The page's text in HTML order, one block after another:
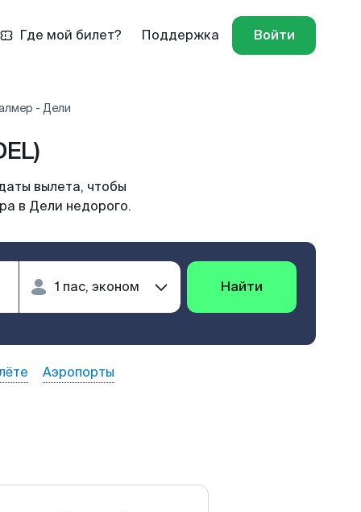
Где мой билет? Поддержка Войти
- Дели
вылета, чтобы
в Дели недорого.
Найти
Аэропорты